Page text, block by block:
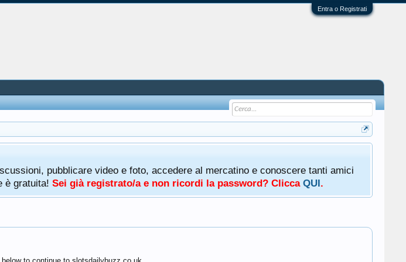
Entra o Registrati
pubblicare video e foto, accedere al mercatino e conoscere tanti amici
è gratuita! Sei già registrato/a e non ricordi la password? Clicca QUI.